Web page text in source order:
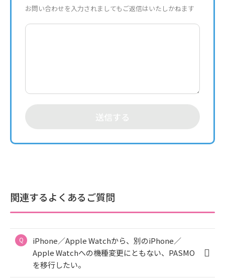
お問い合わせを入力されましてもご返信はいたしかねます
送信する
関連するよくあるご質問
iPhone／Apple Watchから、別のiPhone／
Apple Watchへの機種変更にともない、PASMO
を移行したい。